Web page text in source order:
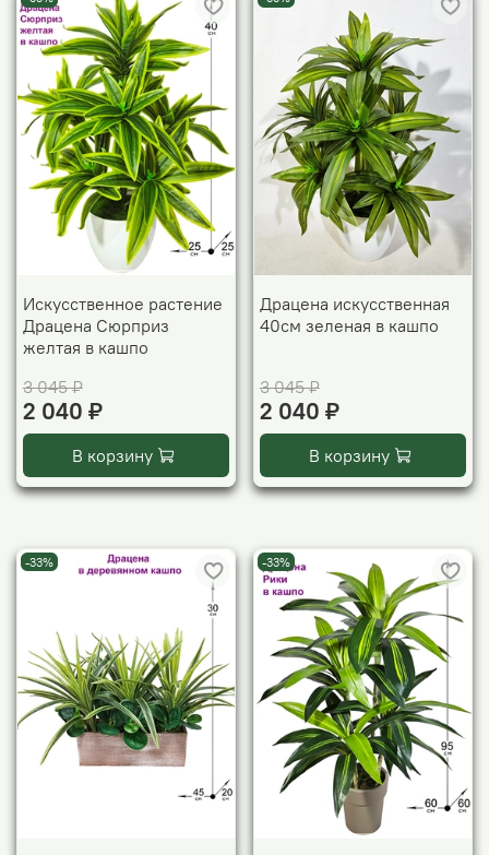
Искусственное растение
Драцена Сюрприз
желтая в кашпо
3 045 ₽
2 040 ₽
В корзину
Драцена искусственная
40см зеленая в кашпо
3 045 ₽
2 040 ₽
В корзину
-33% -33%